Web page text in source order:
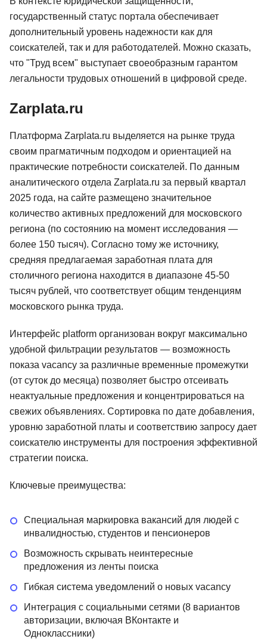
государственный статус портала обеспечивает
дополнительный уровень надежности как для
соискателей, так и для работодателей. Можно сказать,
что "Труд всем" выступает своеобразным гарантом
легальности трудовых отношений в цифровой среде.
Zarplata.ru
Платформа Zarplata.ru выделяется на рынке труда
своим прагматичным подходом и ориентацией на
практические потребности соискателей. По данным
аналитического отдела Zarplata.ru за первый квартал
2025 года, на сайте размещено значительное
количество активных предложений для московского
региона (по состоянию на момент исследования —
более 150 тысяч). Согласно тому же источнику,
средняя предлагаемая заработная плата для
столичного региона находится в диапазоне 45-50
тысяч рублей, что соответствует общим тенденциям
московского рынка труда.
Интерфейс platform организован вокруг максимально
удобной фильтрации результатов — возможность
показа vacancy за различные временные промежутки
(от суток до месяца) позволяет быстро отсеивать
неактуальные предложения и концентрироваться на
свежих объявлениях. Сортировка по дате добавления,
уровню заработной платы и соответствию запросу дает
соискателю инструменты для построения эффективной
стратегии поиска.
Ключевые преимущества:
Специальная маркировка вакансий для людей с
инвалидностью, студентов и пенсионеров
Возможность скрывать неинтересные
предложения из ленты поиска
Гибкая система уведомлений о новых vacancy
Интеграция с социальными сетями (8 вариантов
авторизации, включая ВКонтакте и
Одноклассники)